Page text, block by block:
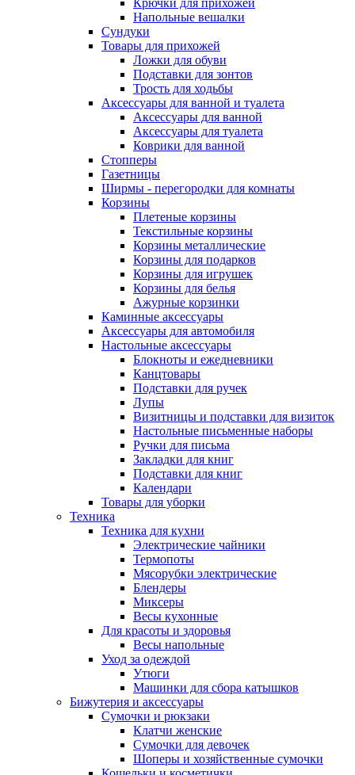
Крючки для прихожей
Напольные вешалки
Сундуки
Товары для прихожей
Ложки для обуви
Подставки для зонтов
Трость для ходьбы
Аксессуары для ванной и туалета
Аксессуары для ванной
Аксессуары для туалета
Коврики для ванной
Стопперы
Газетницы
Ширмы - перегородки для комнаты
Корзины
Плетеные корзины
Текстильные корзины
Корзины металлические
Корзины для подарков
Корзины для игрушек
Корзины для белья
Ажурные корзинки
Каминные аксессуары
Аксессуары для автомобиля
Настольные аксессуары
Блокноты и ежедневники
Канцтовары
Подставки для ручек
Лупы
Визитницы и подставки для визиток
Настольные письменные наборы
Ручки для письма
Закладки для книг
Подставки для книг
Календари
Товары для уборки
Техника
Техника для кухни
Электрические чайники
Термопоты
Мясорубки электрические
Блендеры
Миксеры
Весы кухонные
Для красоты и здоровья
Весы напольные
Уход за одеждой
Утюги
Машинки для сбора катышков
Бижутерия и аксессуары
Сумочки и рюкзаки
Клатчи женские
Сумочки для девочек
Шоперы и хозяйственные сумочки